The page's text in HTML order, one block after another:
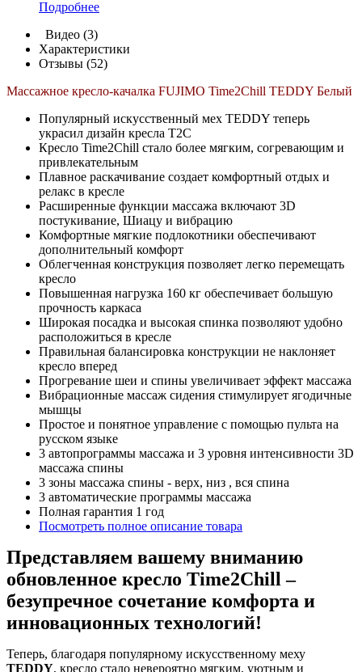
Подробнее
Видео (3)
Характеристики
Отзывы (52)
Массажное кресло-качалка FUJIMO Time2Chill TEDDY Белый
Популярный искусственный мех TEDDY теперь
украсил дизайн кресла T2C
Кресло Time2Chill стало более мягким, согревающим и
привлекательным
Плавное раскачивание создает комфортный отдых и
релакс в кресле
Расширенные функции массажа включают 3D
постукивание, Шиацу и вибрацию
Комфортные мягкие подлокотники обеспечивают
дополнительный комфорт
Облегченная конструкция позволяет легко перемещать
кресло
Повышенная нагрузка 160 кг обеспечивает большую
прочность каркаса
Широкая посадка и высокая спинка позволяют удобно
расположиться в кресле
Правильная балансировка конструкции не наклоняет
кресло вперед
Прогревание шеи и спины увеличивает эффект массажа
Вибрационные массаж сидения стимулирует ягодичные
мышцы
Простое и понятное управление с помощью пульта на
русском языке
3 автопрограммы массажа и 3 уровня интенсивности 3D
массажа спины
3 зоны массажа спины - верх, низ , вся спина
3 автоматические программы массажа
Полная гарантия 1 год
Посмотреть полное описание товара
Представляем вашему вниманию
обновленное кресло Time2Chill –
безупречное сочетание комфорта и
инновационных технологий!
Теперь, благодаря популярному искусственному меху
TEDDY, кресло стало невероятно мягким, уютным и